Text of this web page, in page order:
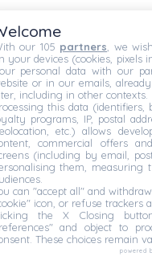
de l’univers de
de l’univers
été détruits ?
des actions précises
neutraliser le
Voici les méthodes
our 105 partners , we
your devices (cookies, pixels
personal data with our
or in our emails,
including in other contexts.
this data (identifiers,
programs, IP, postal
etc.) allows
commercial offers
(including by email,
them, measuring
can "accept all" and
icon, or refuse trackers
the X Closing
and object to
These choices remain
powered